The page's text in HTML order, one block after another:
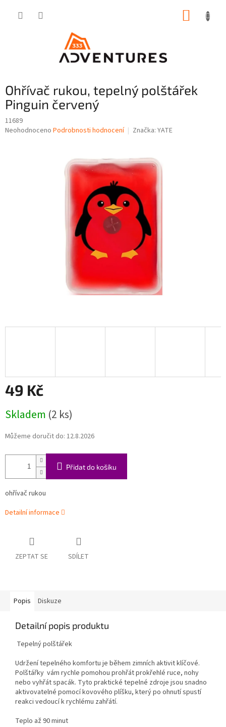
Ohřívač rukou, tepelný polštářek
Pinguin červený
11689
Průměrné
Neohodnoceno Podrobnosti hodnocení Značka: YATE
49 Kč
cena:
Skladem (2 ks)
Můžeme doručit do: 12.8.2026
Přidat do košíku
ohřívač rukou
Detailní informace
ZEPTAT SE SDÍLET
Popis Diskuze
Detailní popis produktu
Tepelný polštářek
Udržení tepelného komfortu je během zimních aktivit klíčové.
Polštářky vám rychle pomohou prohřát prokřehlé ruce, nohy
nebo vyhřát spacák. Tyto praktické tepelné zdroje jsou snadno
aktivovatelné pomocí kovového plíšku, který po ohnutí spustí
reakci vedoucí k rychlému zahřátí.
Teplo až 90 minut